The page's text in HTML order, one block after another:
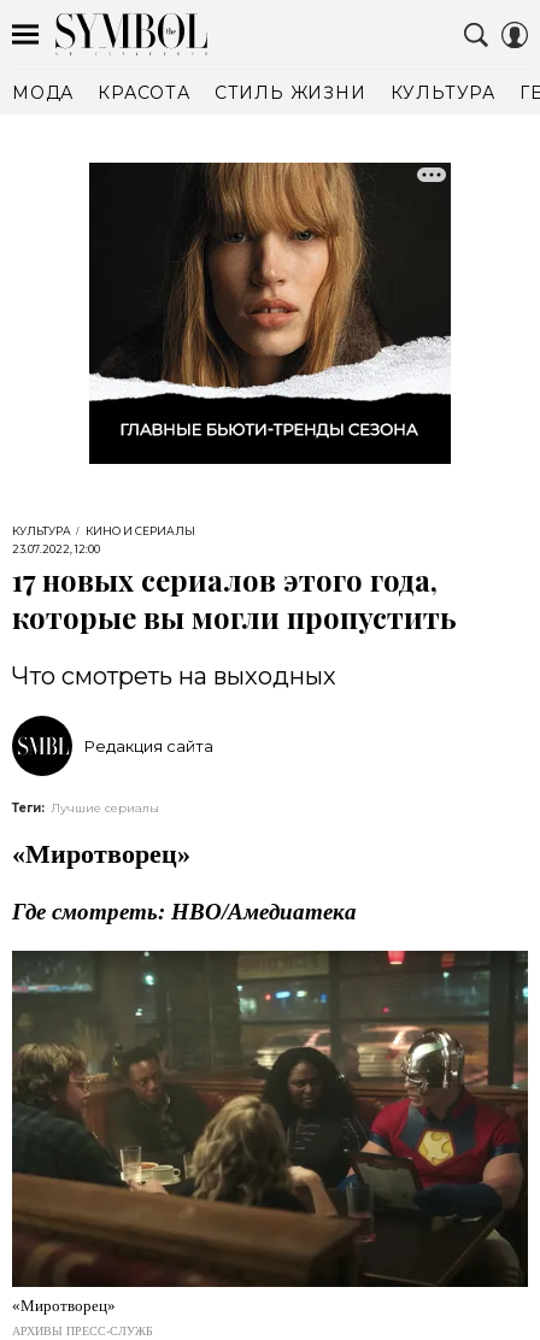
МОДА КРАСОТА СТИЛЬ ЖИЗНИ КУЛЬТУРА
КУЛЬТУРА
КИНО И СЕРИАЛЫ
23.07.2022, 12:00
17 новых сериалов этого года,
которые вы могли пропустить
Что смотреть на выходных
Редакция сайта
Теги: Лучшие сериалы
«Миротворец»
Где смотреть: HBO/Амедиатека
«Миротворец»
АРХИВЫ ПРЕСС-СЛУЖБ